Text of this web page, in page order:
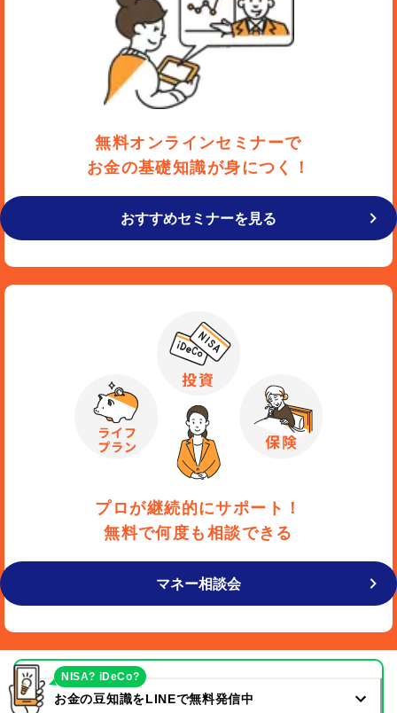
無料オンラインセミナーで
お金の基礎知識が身につく！
おすすめセミナーを見る
プロが継続的にサポート！
無料で何度も相談できる
マネー相談会
お金の豆知識をLINEで無料発信中
NISA? iDeCo?